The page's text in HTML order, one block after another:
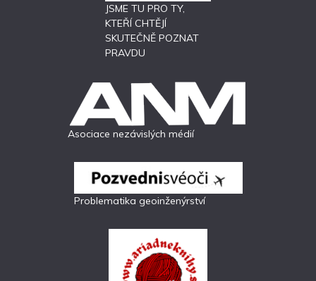
JSME TU PRO TY,
KTEŘÍ CHTĚJÍ
SKUTEČNĚ POZNAT
PRAVDU
Asociace nezávislých médií
Problematika geoinženýrství